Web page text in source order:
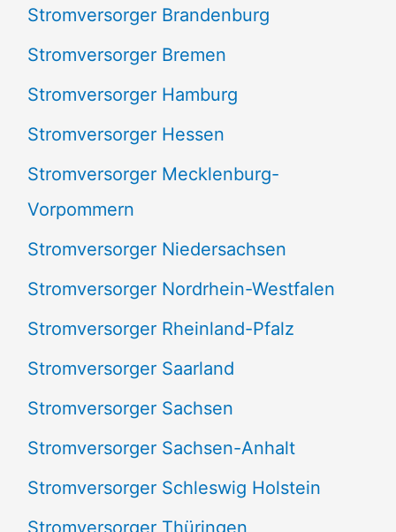
Stromversorger Brandenburg
Stromversorger Bremen
Stromversorger Hamburg
Stromversorger Hessen
Stromversorger Mecklenburg-
Vorpommern
Stromversorger Niedersachsen
Stromversorger Nordrhein-Westfalen
Stromversorger Rheinland-Pfalz
Stromversorger Saarland
Stromversorger Sachsen
Stromversorger Sachsen-Anhalt
Stromversorger Schleswig Holstein
Stromversorger Thüringen